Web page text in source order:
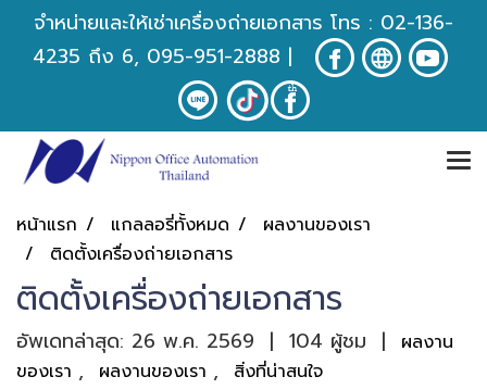
จำหน่ายและให้เช่าเครื่องถ่ายเอกสาร โทร : 02-136-
4235 ถึง 6, 095-951-2888 |
หน้าแรก แกลลอรี่ทั้งหมด
ผลงานของเรา
ติดตั้งเครื่องถ่ายเอกสาร
ติดตั้งเครื่องถ่ายเอกสาร
อัพเดทล่าสุด: 26 พ.ค. 2569 | 104 ผู้ชม |
ผลงาน
ของเรา , ผลงานของเรา , สิ่งที่น่าสนใจ